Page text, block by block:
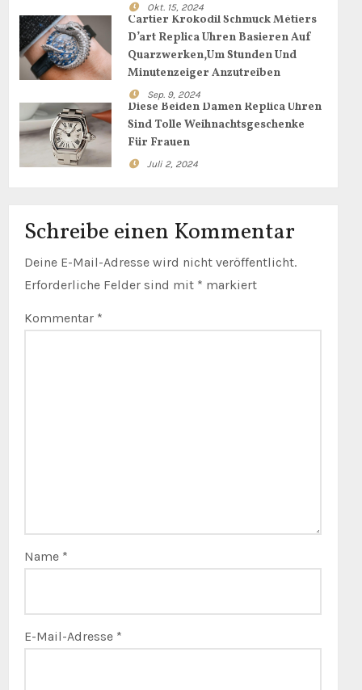
Okt. 15, 2024
Cartier Krokodil Schmuck Métiers
D’art Replica Uhren Basieren Auf
Quarzwerken,Um Stunden Und
Minutenzeiger Anzutreiben
Sep. 9, 2024
Diese Beiden Damen Replica Uhren
Sind Tolle Weihnachtsgeschenke
Für Frauen
Juli 2, 2024
Schreibe einen Kommentar
Deine E-Mail-Adresse wird nicht veröffentlicht.
Erforderliche Felder sind mit * markiert
Kommentar *
Name *
E-Mail-Adresse *